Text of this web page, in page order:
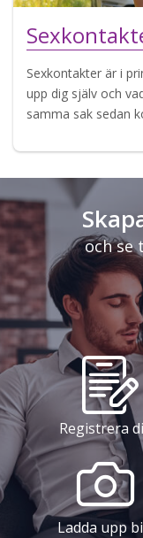
Sexkontakter är i
upp dig själv och
samma sak sedan
och se
Registrera
Ladda upp